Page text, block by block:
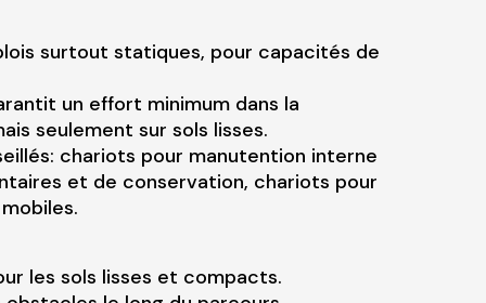
surtout statiques, pour capacités de
un effort minimum dans la
seulement sur sols lisses.
chariots pour manutention interne
et de conservation, chariots pour
les sols lisses et compacts.